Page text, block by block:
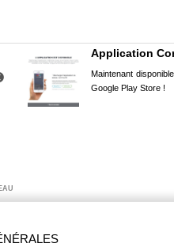
Application
Maintenant
Google Play Store !